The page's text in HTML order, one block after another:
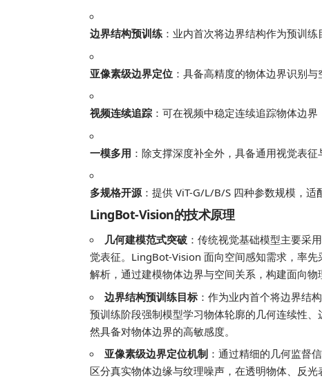
边界结构预训练 ：业内首次将边界结构作为预训练
亚像素级边界定位 ：具备高精度的物体边界识别与
视频连续追踪 ：可在视频中稳定连续追踪物体边界
一模多用 ：除支撑深度补全外，具备通用视觉表征
多规格开源：提供 ViT-G/L/B/S 四种参数规模，适
LingBot-Vision的技术原理
几何建模范式突破 ：传统视觉基础模型主要采
觉表征。LingBot-Vision 面向空间感知需求，率
解析，通过建模物体边界与空间关系，构建面向物
边界结构预训练目标 ：作为业内首个将边界结
预训练阶段强制模型学习物体轮廓的几何连续性
然具备对物体边界的高敏感度。
亚像素级边界定位机制 ：通过精细的几何监督
区分真实物体边缘与纹理噪声，在透明物体、反